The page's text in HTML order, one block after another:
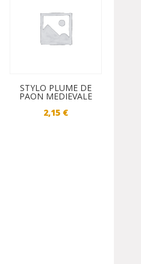
STYLO PLUME DE
PAON MEDIEVALE
2,15 €